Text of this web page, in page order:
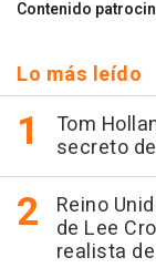
Contenido
Lo más leído
Tom
secreto
Reino
de Lee
realista